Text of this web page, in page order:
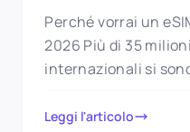
Perché vorrai un
2026 Più di 35
internazionali si
Leggi l'articolo